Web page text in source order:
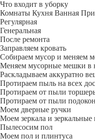
Что входит в уборку
Регу­лярная
Гене­ральная
После ремонта
Заправляем кровать
Собираем мусор и меняем
Меняем мусорные мешки в
Раскладываем аккуратно
Протираем пыль на всех
Протираем от пыли
Протираем от пыли
Моем дверные ручки
Моем зеркала и зеркальные
Пылесосим пол
Моем пол и плинтуса